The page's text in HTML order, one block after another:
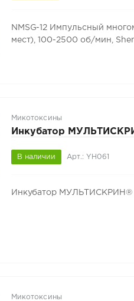
NMSG-12 Импульсный
мест), 100-2500 об/мин,
Микотоксины
Инкубатор
В наличии Арт.: YH061
Инкубатор МУЛЬТИСКРИН®
Микотоксины